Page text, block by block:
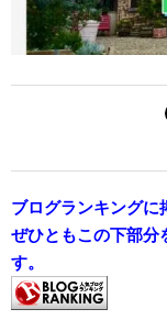
ブログランキングに
ぜひともこの下部分
す。